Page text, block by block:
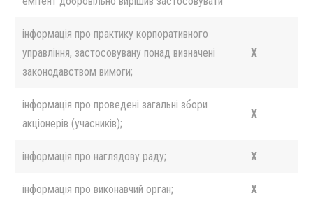
інформація про практику корпоративного
управління, застосовувану понад визначені
законодавством вимоги;
X
інформація про проведені загальні збори
акціонерів (учасників);
X
інформація про наглядову раду; X
інформація про виконавчий орган; X